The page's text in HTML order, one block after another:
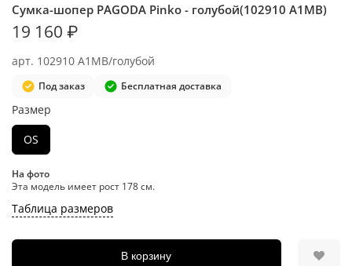
арт. 102910 A1MB/голубой
Сумка-шопер PAGODA Pinko - голубой(102910 A1MB)
Под заказ Бесплатная доставка
19 160 ₽
Таблица размеров
В корзину
Размер
OS
На фото
Эта модель имеет рост 178 см.